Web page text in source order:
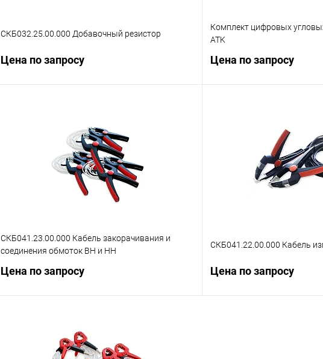
СКБ032.25.00.000 Добавочный резистор
Цена по запросу
Купить в 1 клик Сравнение
В избранное Под заказ
Комплект цифровых
ATK
Цена по запросу
Купить в 1 клик
В избранное
СКБ041.23.00.000 Кабель закорачивания и
соединения обмоток ВН и НН
Цена по запросу
Купить в 1 клик Сравнение
СКБ041.22.00.000 Кабель
Цена по запросу